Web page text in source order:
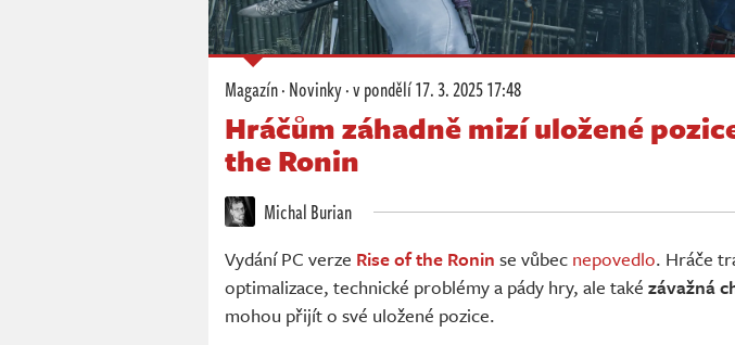
Magazín·Novinky·v pondělí17. 3. 2025 17:48
Hráčům záhadně mizí uložené
the Ronin
Michal Burian
Vydání PC verze Rise of the Ronin se vůbec nepovedlo. Hráče
optimalizace, technické problémy a pády hry, ale také závažná
mohou přijít o své uložené pozice.